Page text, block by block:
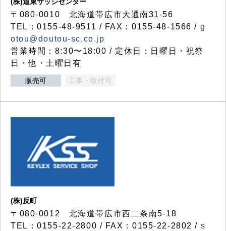
〒080-0010 北海道帯広市大通南31-56
TEL：0155-48-9511 / FAX：0155-48-1566 / g
otou@doutou-sc.co.jp
営業時間：8:30〜18:00 / 定休日：日曜日・祝祭
日・他・土曜日有
販売可 工事・取付可
(株)反町
〒080-0012 北海道帯広市西二条南5-18
TEL：0155-22-2800 / FAX：0155-22-2802 / s